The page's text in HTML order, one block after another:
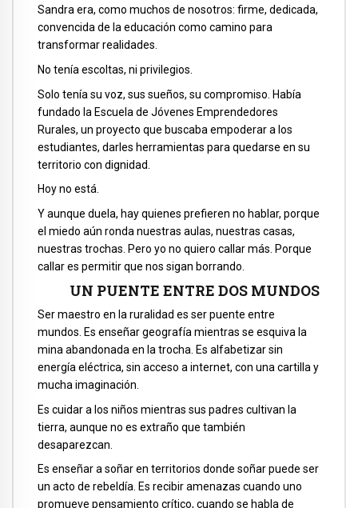
Sandra era, como muchos de nosotros: firme, dedicada,
convencida de la educación como camino para
transformar realidades.
No tenía escoltas, ni privilegios.
Solo tenía su voz, sus sueños, su compromiso. Había
fundado la Escuela de Jóvenes Emprendedores
Rurales, un proyecto que buscaba empoderar a los
estudiantes, darles herramientas para quedarse en su
territorio con dignidad.
Hoy no está.
Y aunque duela, hay quienes prefieren no hablar, porque
el miedo aún ronda nuestras aulas, nuestras casas,
nuestras trochas. Pero yo no quiero callar más. Porque
callar es permitir que nos sigan borrando.
UN PUENTE ENTRE DOS MUNDOS
Ser maestro en la ruralidad es ser puente entre
mundos. Es enseñar geografía mientras se esquiva la
mina abandonada en la trocha. Es alfabetizar sin
energía eléctrica, sin acceso a internet, con una cartilla y
mucha imaginación.
Es cuidar a los niños mientras sus padres cultivan la
tierra, aunque no es extraño que también
desaparezcan.
Es enseñar a soñar en territorios donde soñar puede ser
un acto de rebeldía. Es recibir amenazas cuando uno
promueve pensamiento crítico, cuando se habla de